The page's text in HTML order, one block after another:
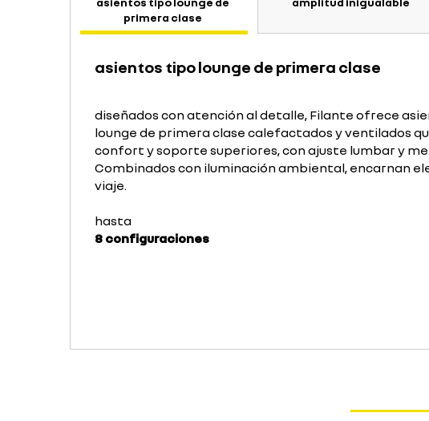
primera clase
asientos tipo lounge de primera clase
diseñados con atención al detalle, Filante ofrece
lounge de primera clase calefactados y ventilados
confort y soporte superiores, con ajuste lumbar y
Combinados con iluminación ambiental, encarnan
viaje.
hasta
8 configuraciones